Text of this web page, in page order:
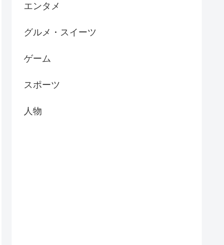
エンタメ
グルメ・スイーツ
ゲーム
スポーツ
人物